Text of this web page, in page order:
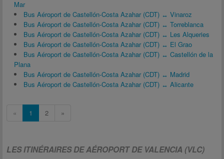
Mar
Bus Aéroport de Castellón-Costa Azahar (CDT) ↔ Vinaroz
Bus Aéroport de Castellón-Costa Azahar (CDT) ↔ Torreblanca
Bus Aéroport de Castellón-Costa Azahar (CDT) ↔ Les Alqueries
Bus Aéroport de Castellón-Costa Azahar (CDT) ↔ El Grao
Bus Aéroport de Castellón-Costa Azahar (CDT) ↔ Castellón de la
Plana
Bus Aéroport de Castellón-Costa Azahar (CDT) ↔ Madrid
Bus Aéroport de Castellón-Costa Azahar (CDT) ↔ Alicante
« 1 2 »
LES ITINÉRAIRES DE AÉROPORT DE VALENCIA (VLC)